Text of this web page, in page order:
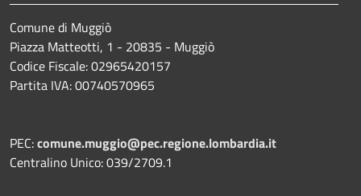
Comune di Muggiò
Piazza Matteotti, 1 - 20835 - Muggiò
Codice Fiscale: 02965420157
Partita IVA: 00740570965
PEC:comune.muggio@pec.regione.lombardia.it
Centralino Unico: 039/2709.1